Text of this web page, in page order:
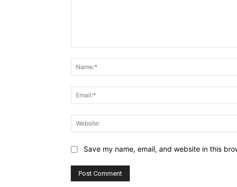
Save my name, email, and website in this